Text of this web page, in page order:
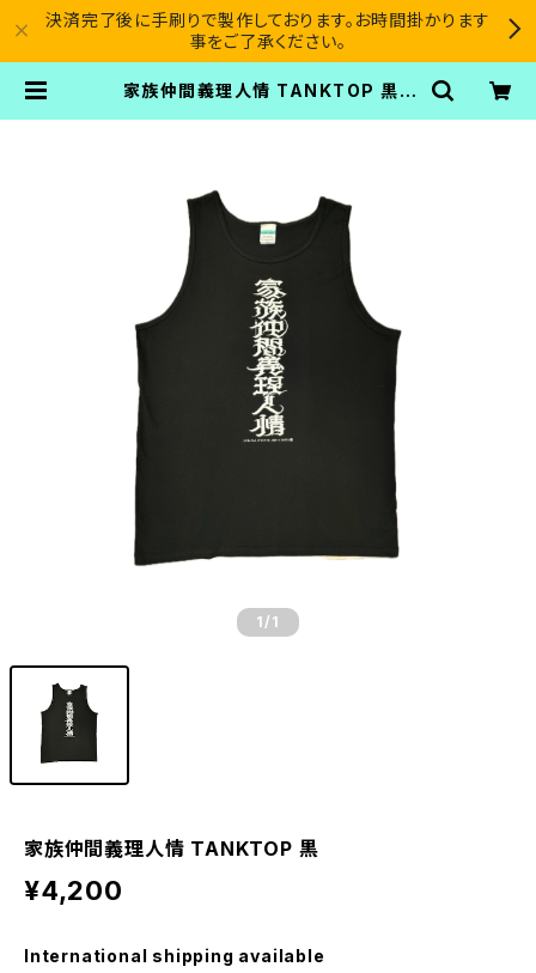
決済完了後に手刷りで製作しております。お時間掛かります
事をご了承ください。
家族仲間義理人情 TANKTOP 黒 |
1 /1
家族仲間義理人情 TANKTOP 黒
¥4,200
International shipping available